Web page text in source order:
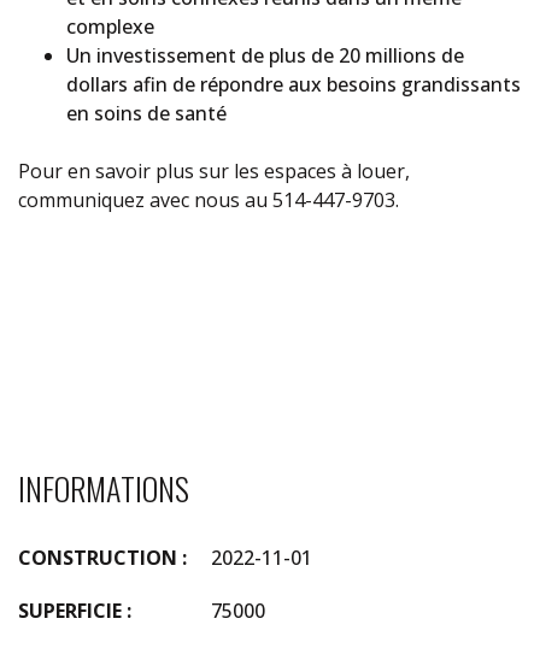
complexe
Un investissement de plus de 20 millions de
dollars afin de répondre aux besoins grandissants
en soins de santé
Pour en savoir plus sur les espaces à louer,
communiquez avec nous au 514-447-9703.
INFORMATIONS
CONSTRUCTION :
2022-11-01
SUPERFICIE :
75000